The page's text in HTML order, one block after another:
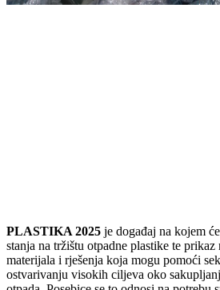
PLASTIKA 2025 je događaj na kojem
stanja na tržištu otpadne plastike te
materijala i rješenja koja mogu pomoći
ostvarivanju visokih ciljeva oko